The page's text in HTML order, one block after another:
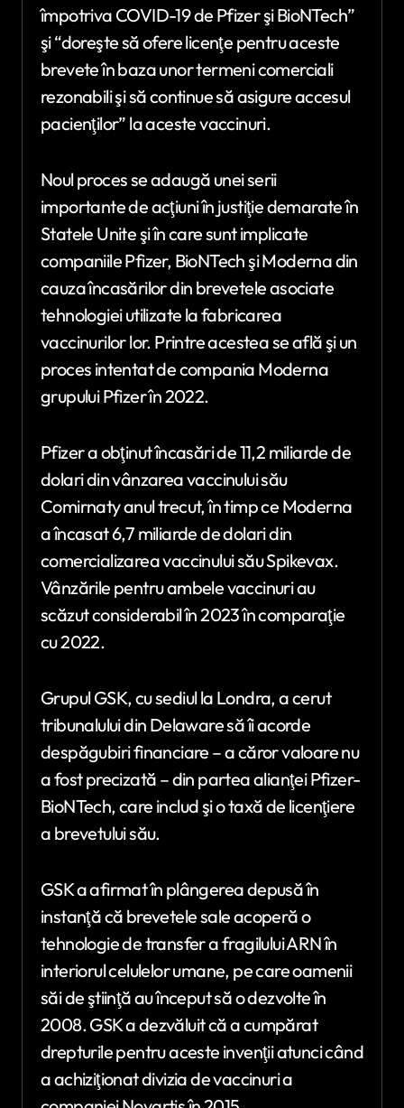
împotriva COVID-19 de Pfizer şi BioNTech”
şi “doreşte să ofere licenţe pentru aceste
brevete în baza unor termeni comerciali
rezonabili şi să continue să asigure accesul
pacienţilor” la aceste vaccinuri.
Noul proces se adaugă unei serii
importante de acţiuni în justiţie demarate în
Statele Unite şi în care sunt implicate
companiile Pfizer, BioNTech şi Moderna din
cauza încasărilor din brevetele asociate
tehnologiei utilizate la fabricarea
vaccinurilor lor. Printre acestea se află şi un
proces intentat de compania Moderna
grupului Pfizer în 2022.
Pfizer a obţinut încasări de 11,2 miliarde de
dolari din vânzarea vaccinului său
Comirnaty anul trecut, în timp ce Moderna
a încasat 6,7 miliarde de dolari din
comercializarea vaccinului său Spikevax.
Vânzările pentru ambele vaccinuri au
scăzut considerabil în 2023 în comparaţie
cu 2022.
Grupul GSK, cu sediul la Londra, a cerut
tribunalului din Delaware să îi acorde
despăgubiri financiare – a căror valoare nu
a fost precizată – din partea alianţei Pfizer-
BioNTech, care includ şi o taxă de licenţiere
a brevetului său.
GSK a afirmat în plângerea depusă în
instanţă că brevetele sale acoperă o
tehnologie de transfer a fragilului ARN în
interiorul celulelor umane, pe care oamenii
săi de ştiinţă au început să o dezvolte în
2008. GSK a dezvăluit că a cumpărat
drepturile pentru aceste invenţii atunci când
a achiziţionat divizia de vaccinuri a